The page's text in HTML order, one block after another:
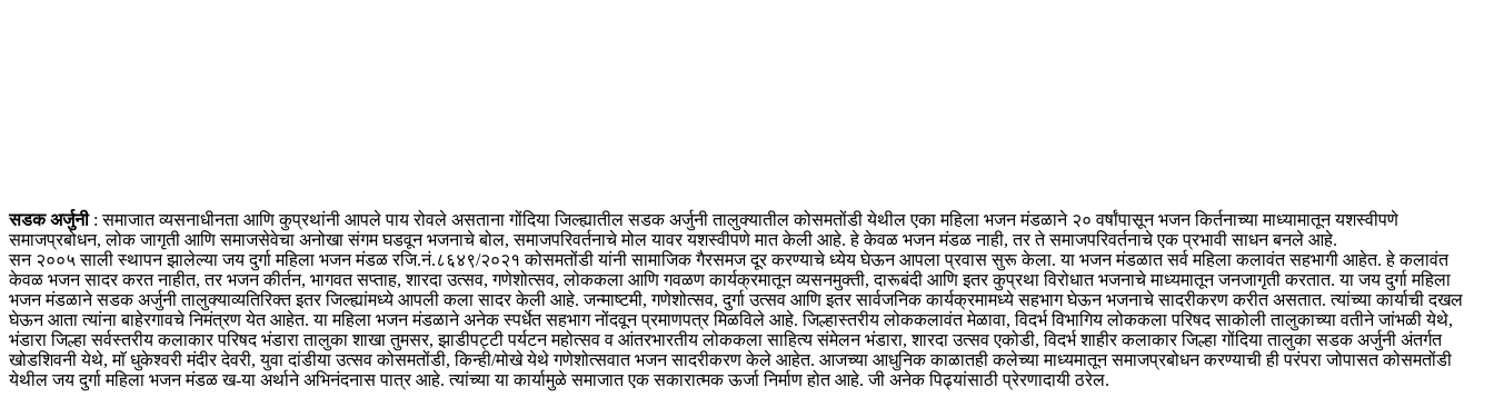
सडक अर्जुनी: समाजात व्यसनाधीनता आणि कुप्रथांनी आपले पाय रोवले असताना गोंदिया जिल्ह्यातील सडक अर्जुनी तालुक्यातील कोसमतोंडी येथील एका महिला भजन मंडळाने २० वर्षांपासून भजन किर्तनाच्या माध्यामातून यशस्वीपणे
समाजप्रबोधन, लोक जागृती आणि समाजसेवेचा अनोखा संगम घडवून भजनाचे बोल, समाजपरिवर्तनाचे मोल यावर यशस्वीपणे मात केली आहे. हे केवळ भजन मंडळ नाही, तर ते समाजपरिवर्तनाचे एक प्रभावी साधन बनले आहे.
सन २००५ साली स्थापन झालेल्या जय दुर्गा महिला भजन मंडळ रजि.नं.८६४९/२०२१ कोसमतोंडी यांनी सामाजिक गैरसमज दूर करण्याचे ध्येय घेऊन आपला प्रवास सुरू केला. या भजन मंडळात सर्व महिला कलावंत सहभागी आहेत. हे कलावंत
केवळ भजन सादर करत नाहीत, तर भजन कीर्तन, भागवत सप्ताह, शारदा उत्सव, गणेशोत्सव, लोककला आणि गवळण कार्यक्रमातून व्यसनमुक्ती, दारूबंदी आणि इतर कुप्रथा विरोधात भजनाचे माध्यमातून जनजागृती करतात. या जय दुर्गा महिला
भजन मंडळाने सडक अर्जुनी तालुक्याव्यतिरिक्त इतर जिल्ह्यांमध्ये आपली कला सादर केली आहे. जन्माष्टमी, गणेशोत्सव, दुर्गा उत्सव आणि इतर सार्वजनिक कार्यक्रमामध्ये सहभाग घेऊन भजनाचे सादरीकरण करीत असतात. त्यांच्या कार्याची दखल
घेऊन आता त्यांना बाहेरगावचे निमंत्रण येत आहेत. या महिला भजन मंडळाने अनेक स्पर्धेत सहभाग नोंदवून प्रमाणपत्र मिळविले आहे. जिल्हास्तरीय लोककलावंत मेळावा, विदर्भ विभागिय लोककला परिषद साकोली तालुकाच्या वतीने जांभळी येथे,
भंडारा जिल्हा सर्वस्तरीय कलाकार परिषद भंडारा तालुका शाखा तुमसर, झाडीपट्टी पर्यटन महोत्सव व आंतरभारतीय लोककला साहित्य संमेलन भंडारा, शारदा उत्सव एकोडी, विदर्भ शाहीर कलाकार जिल्हा गोंदिया तालुका सडक अर्जुनी अंतर्गत
खोडशिवनी येथे, माॅ धुकेश्वरी मंदीर देवरी, युवा दांडीया उत्सव कोसमतोंडी, किन्ही/मोखे येथे गणेशोत्सवात भजन सादरीकरण केले आहेत. आजच्या आधुनिक काळातही कलेच्या माध्यमातून समाजप्रबोधन करण्याची ही परंपरा जोपासत कोसमतोंडी
येथील जय दुर्गा महिला भजन मंडळ ख-या अर्थाने अभिनंदनास पात्र आहे. त्यांच्या या कार्यामुळे समाजात एक सकारात्मक ऊर्जा निर्माण होत आहे. जी अनेक पिढ्यांसाठी प्रेरणादायी ठरेल.